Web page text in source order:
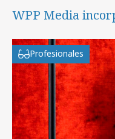
WPP Media
Profesionales